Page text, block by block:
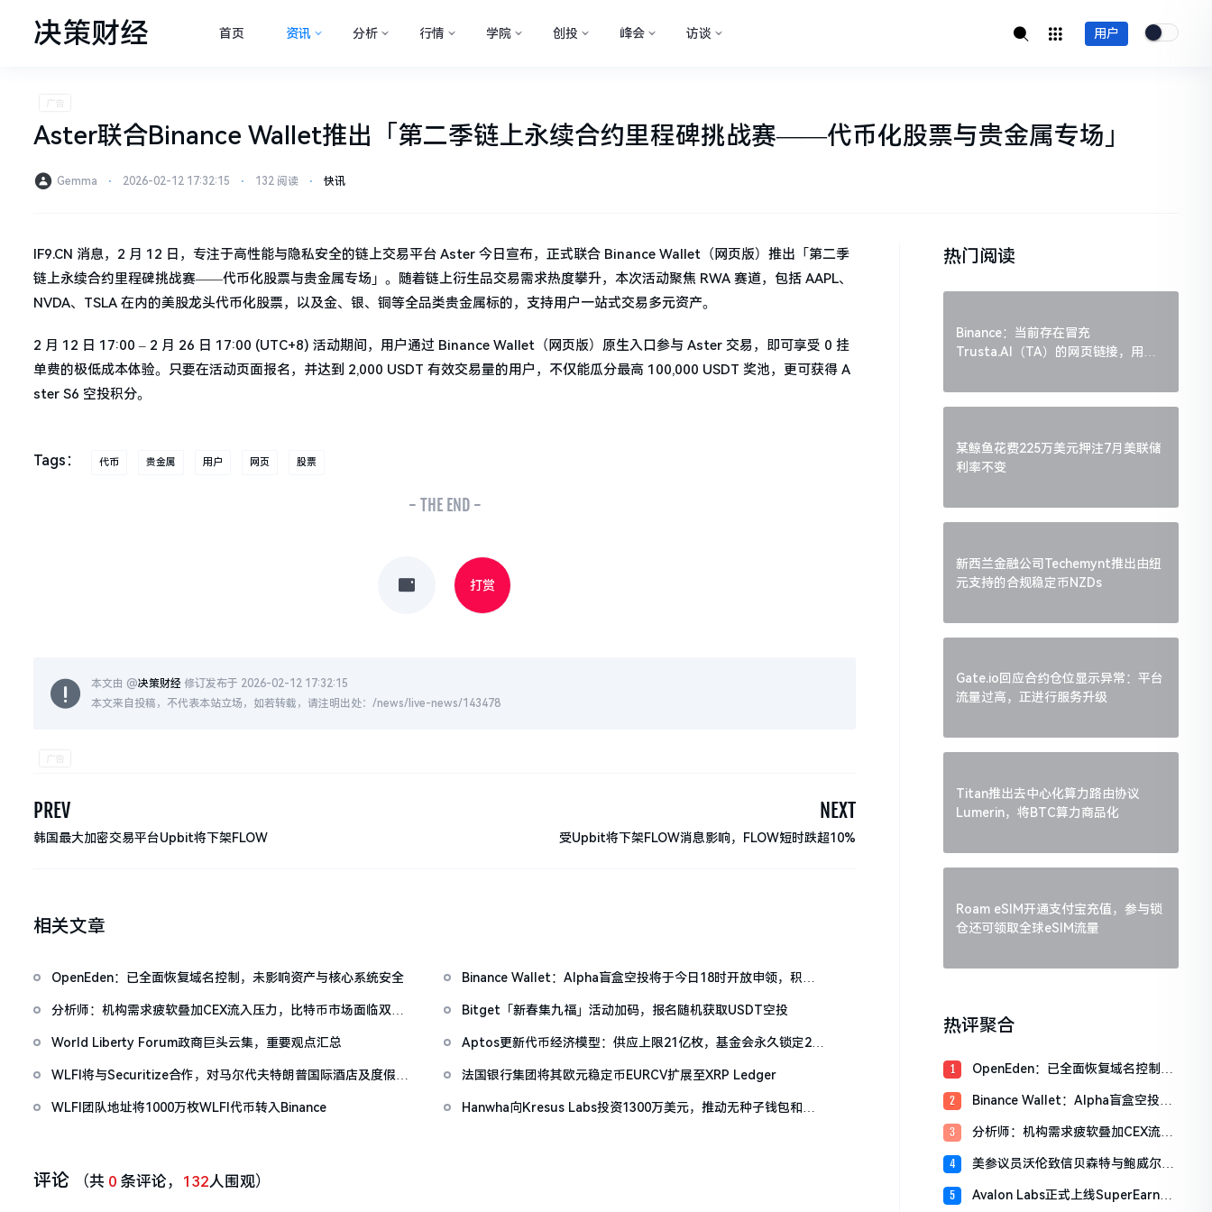
决策财经 首页 资讯 分析 行情 学院 创投 峰会 访谈 用户
Aster联合Binance Wallet推出「第二季链上永续合约里程碑挑战赛——代币化股票与贵金属专场」
Gemma ⋅ 2026-02-12 17:32:15 ⋅ 132 阅读 ⋅ 快讯
IF9.CN 消息，2 月 12 日，专注于高性能与隐私安全的链上交易平台 Aster 今日宣布，正式联合 Binance Wallet（网页版）推出「第二季
链上永续合约里程碑挑战赛——代币化股票与贵金属专场」。随着链上衍生品交易需求热度攀升，本次活动聚焦 RWA 赛道，包括 AAPL、
NVDA、TSLA 在内的美股龙头代币化股票，以及金、银、铜等全品类贵金属标的，支持用户一站式交易多元资产。
2 月 12 日 17:00 – 2 月 26 日 17:00 (UTC+8) 活动期间，用户通过 Binance Wallet（网页版）原生入口参与 Aster 交易，即可享受 0 挂
单费的极低成本体验。只要在活动页面报名，并达到 2,000 USDT 有效交易量的用户，不仅能瓜分最高 100,000 USDT 奖池，更可获得 A
ster S6 空投积分。
Tags： 代币 贵金属 用户 网页 股票
- THE END -
打赏
本文由 @决策财经 修订发布于 2026-02-12 17:32:15
本文来自投稿，不代表本站立场，如若转载，请注明出处：/news/live-news/143478
PREV
韩国最大加密交易平台Upbit将下架FLOW
NEXT
受Upbit将下架FLOW消息影响，FLOW短时跌超10%
相关文章
OpenEden：已全面恢复域名控制，未影响资产与核心系统安全
Binance Wallet：Alpha盲盒空投将于今日18时开放申领，积分
分析师：机构需求疲软叠加CEX流入压力，比特币市场面临双重
Bitget「新春集九福」活动加码，报名随机获取USDT空投
World Liberty Forum政商巨头云集，重要观点汇总
Aptos更新代币经济模型：供应上限21亿枚，基金会永久锁定2.1
WLFI将与Securitize合作，对马尔代夫特朗普国际酒店及度假村
法国银行集团将其欧元稳定币EURCV扩展至XRP Ledger
WLFI团队地址将1000万枚WLFI代币转入Binance
Hanwha向Kresus Labs投资1300万美元，推动无种子钱包和
评论 （共 0 条评论， 132人围观）
热门阅读
Binance：当前存在冒充
Trusta.AI（TA）的网页链接，用户
某鲸鱼花费225万美元押注7月美联储
利率不变
新西兰金融公司Techemynt推出由纽
元支持的合规稳定币NZDs
Gate.io回应合约仓位显示异常：平台
流量过高，正进行服务升级
Titan推出去中心化算力路由协议
Lumerin，将BTC算力商品化
Roam eSIM开通支付宝充值，参与锁
仓还可领取全球eSIM流量
热评聚合
1
OpenEden：已全面恢复域名控制，
2
Binance Wallet：Alpha盲盒空投将
分
3
分析师：机构需求疲软叠加CEX流入
4
美参议员沃伦致信贝森特与鲍威尔，
行业
5
Avalon Labs正式上线SuperEarn理